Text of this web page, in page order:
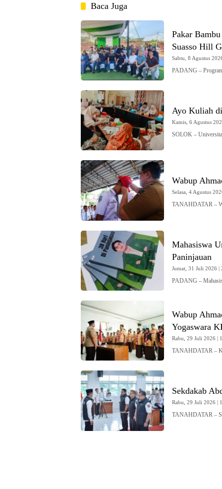
Baca Juga
Pakar
Suasso Hill
Sabtu, 8 Agustus
PADANG –
Ayo Kuliah
Kamis, 6 Agustus
SOLOK –
Wabup
Selasa, 4 Agustus
TANAHDATAR –
Mahasiswa
Paninjauan
Jumat, 31 Juli 2026 |
PADANG –
Wabup
Yogaswara
Rabu, 29 Juli 2026 |
TANAHDATAR –
Sekdakab
Rabu, 29 Juli 2026 |
TANAHDATAR –